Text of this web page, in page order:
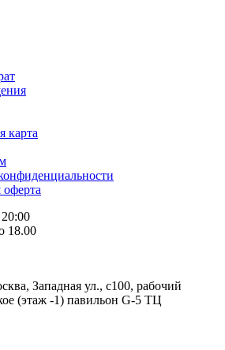
карта
18.00
Западная ул., с100, рабочий
(этаж -1) павильон G-5 ТЦ